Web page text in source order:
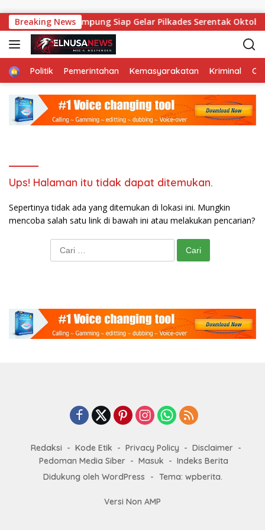
Breaking News
Agustus: 117 Kampung Siap Gelar Pilkades Serentak
HomePolitik Pemerintahan Kemasyarakatan Kriminal
Ups! Halaman itu tidak dapat ditemukan.
Sepertinya tidak ada yang ditemukan di lokasi ini. Mungkin
mencoba salah satu link di bawah ini atau melakukan pencarian?
Redaksi Kode Etik Privacy Policy
Disclaimer
Pedoman Media Siber
Masuk
Indeks Berita
Didukung oleh WordPress
- Tema: wpberita.
Versi Non AMP